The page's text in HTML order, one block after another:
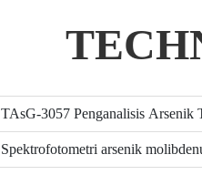
TAsG-3057 Penganalisis Arsenik
Spektrofotometri arsenik